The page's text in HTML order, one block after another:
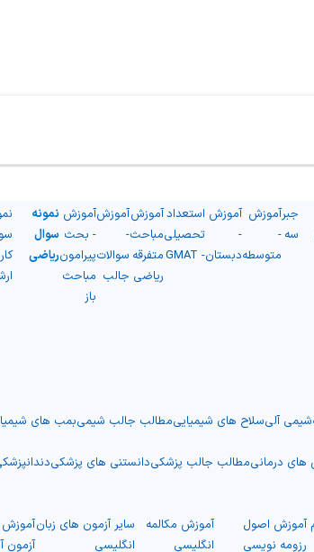
جبر
سه
آموزش
-
متوسطه
آموزش
-
دبستان
استعداد
تحصیلی
- GMAT
آموزش
مباحث
متفرقه
ریاضی
آموزش
-
سوالات
جالب
آموزش
- بحث
پیرامون
مباحث
باز
نمونه
سوال
ریاضی
شیمی آلیسلاح های شیمیاییمطالب جالب شیمیبمب های
درمانیمطالب جالب پزشکیدانستنی های پزشکی
آموزش اصول
رزومه نویسی
آموزش مکالمه
انگلیسی
سایر آزمون های زبان
انگلیسی
آموزش
آزمون